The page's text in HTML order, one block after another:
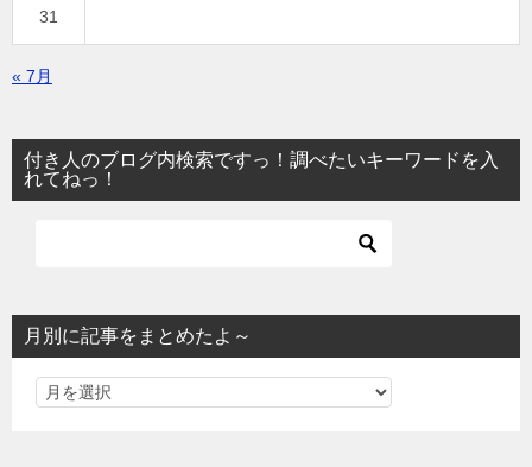
31
« 7月
付き人のブログ内検索ですっ！調べたいキーワードを入
れてねっ！
月別に記事をまとめたよ～